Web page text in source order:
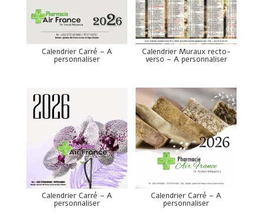
Calendrier Carré – A
personnaliser
Calendrier Muraux recto-
verso – A personnaliser
Calendrier Carré – A
personnaliser
Calendrier Carré – A
personnaliser